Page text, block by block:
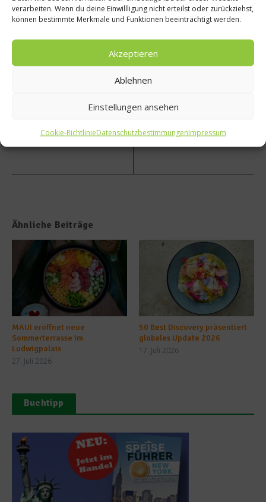
verarbeiten. Wenn du deine Einwillligung nicht erteilst oder zurückziehst,
können bestimmte Merkmale und Funktionen beeinträchtigt werden.
Akzeptieren
Ablehnen
Einstellungen ansehen
Cookie-RichtlinieDatenschutzbestimmungenImpressum
–
Rezept
Desse
rt aus
Himbe
ere,
Zartbi
ttersc
de
Nächster Beitrag
Schwa
rz –
Ander
Länder
,
Burger
Ähnliche Beiträge
MAUI eröffnet neue
Sommerterrasse im
Ludwigpalais
27. Juli 2026
50 Best Discovery präsentiert
globales Update 2026
17. Juli 2026
Buchtipp